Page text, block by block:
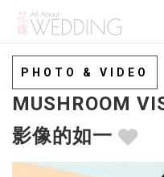
PHOTO & VIDEO
MUSHROOM
影像的如一